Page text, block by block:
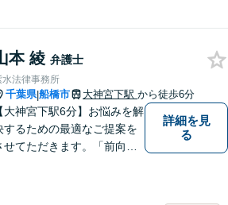
本 綾 弁護士
水法律事務所
千葉県|船橋市 大神宮下駅 から徒歩6分
【大神宮下駅6分】お悩みを解
するための最適なご提案を
せてただきます。「前向き
詳細を見
る